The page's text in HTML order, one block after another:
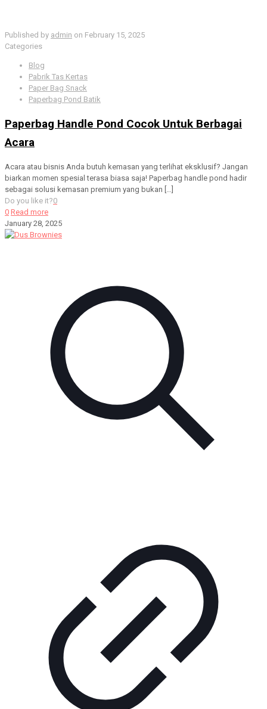
Published by admin on February 15, 2025
Categories
Blog
Pabrik Tas Kertas
Paper Bag Snack
Paperbag Pond Batik
Paperbag Handle Pond Cocok Untuk Berbagai
Acara
Acara atau bisnis Anda butuh kemasan yang terlihat eksklusif? Jangan
biarkan momen spesial terasa biasa saja! Paperbag handle pond hadir
sebagai solusi kemasan premium yang bukan
Do you like it?0
0 Read more
January 28, 2025